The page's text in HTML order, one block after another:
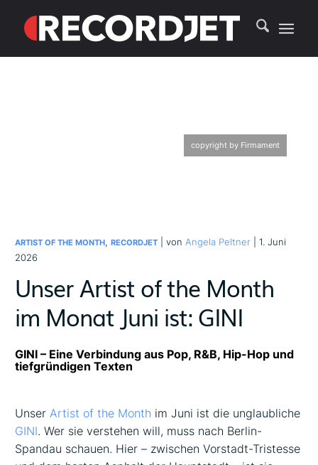
copyright by Firmament
ARTIST OF THE MONTH,RECORDJET | von Angela Peltner | 1. Juni
2026
Unser Artist of the Month
im Monat Juni ist: GINI
GINI – Eine Verbindung aus Pop, R&B, Hip-Hop und
tiefgründigen Texten
Unser Artist of the Month im Juni ist die unglaubliche
GINI. Wer sie verstehen will, muss nach Berlin-
Spandau schauen. Hier – zwischen Vorstadt-Tristesse